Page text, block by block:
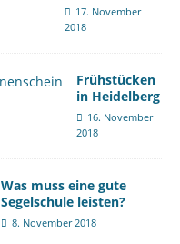
17. November
2018
Frühstücken
in Heidelberg
16. November
2018
Was muss eine gute
Segelschule leisten?
8. November 2018